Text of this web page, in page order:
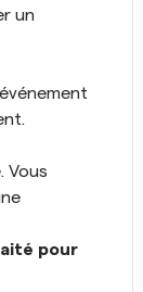
un
Vous
pour